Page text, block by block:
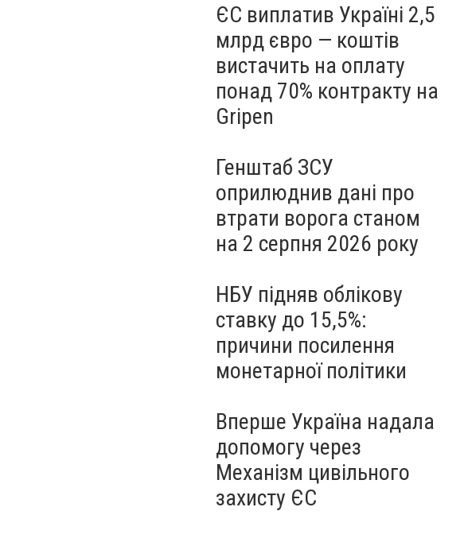
ЄС виплатив Україні 2,5
млрд євро — коштів
вистачить на оплату
понад 70% контракту на
Gripen
Генштаб ЗСУ
оприлюднив дані про
втрати ворога станом
на 2 серпня 2026 року
НБУ підняв облікову
ставку до 15,5%:
причини посилення
монетарної політики
Вперше Україна надала
допомогу через
Механізм цивільного
захисту ЄС